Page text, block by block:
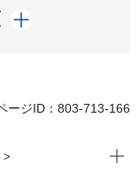
ージID：803-713-166
現在